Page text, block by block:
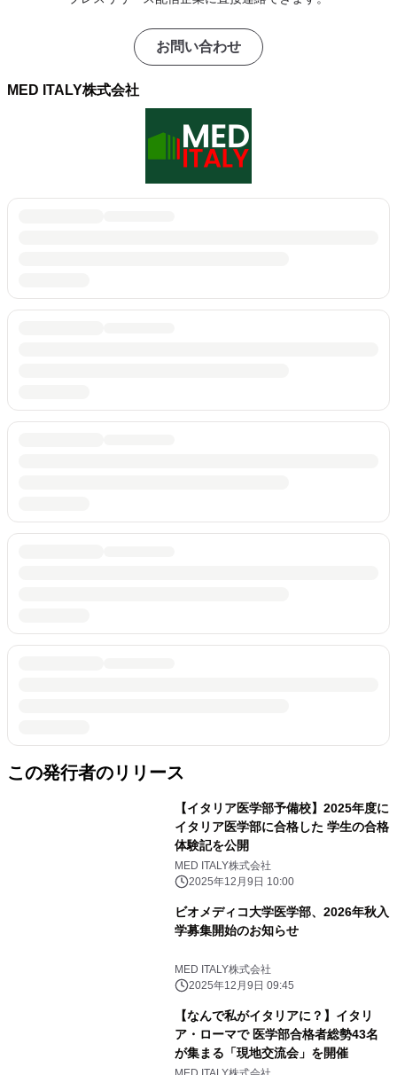
お問い合わせ
MED ITALY株式会社
この発行者のリリース
【イタリア医学部予備校】2025年度に
イタリア医学部に合格した 学生の合格
体験記を公開
MED ITALY株式会社
2025年12月9日 10:00
ビオメディコ大学医学部、2026年秋入
学募集開始のお知らせ
MED ITALY株式会社
2025年12月9日 09:45
【なんで私がイタリアに？】イタリ
ア・ローマで 医学部合格者総勢43名
が集まる「現地交流会」を開催